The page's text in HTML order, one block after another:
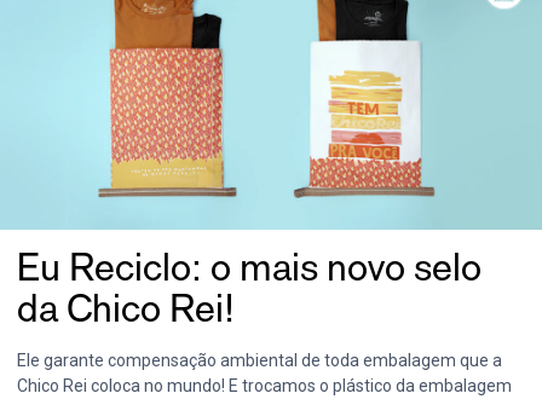
Eu Reciclo: o mais novo selo
da Chico Rei!
Ele garante compensação ambiental de toda embalagem que a
Chico Rei coloca no mundo! E trocamos o plástico da embalagem